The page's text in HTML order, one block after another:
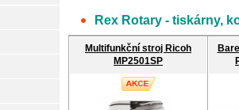
Rex Rotary - tiskárny,
Multifunkční stroj Ricoh
MP2501SP